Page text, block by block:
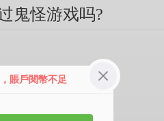
鬼怪游戏吗?
賬戶閱幣不足